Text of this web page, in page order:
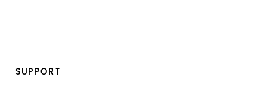
SUPPORT